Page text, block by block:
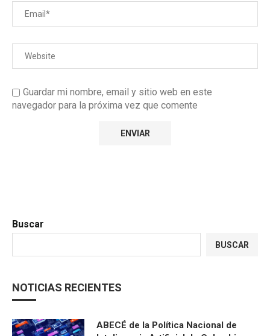
Guardar mi nombre, email y sitio web en este
navegador para la próxima vez que comente
Buscar
BUSCAR
NOTICIAS RECIENTES
ABECÉ de la Política Nacional de